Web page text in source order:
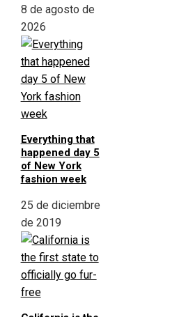
8 de agosto de
2026
Everything that
happened day 5
of New York
fashion week
25 de diciembre
de 2019